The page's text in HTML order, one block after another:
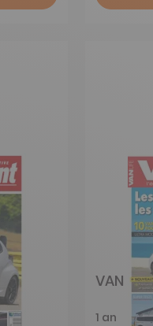
VAN Life
1 an